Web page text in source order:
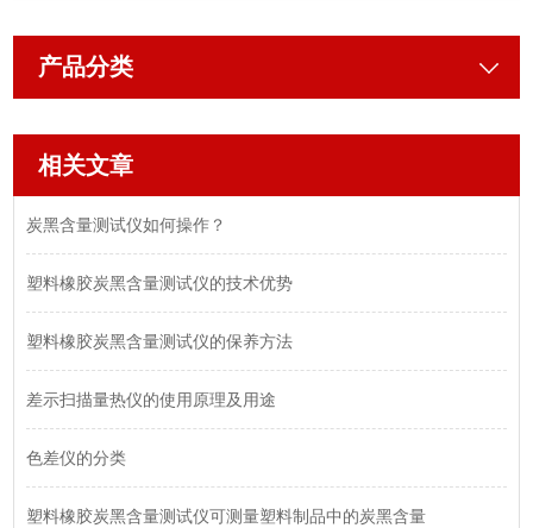
产品分类
相关文章
炭黑含量测试仪如何操作？
塑料橡胶炭黑含量测试仪的技术优势
塑料橡胶炭黑含量测试仪的保养方法
差示扫描量热仪的使用原理及用途
色差仪的分类
塑料橡胶炭黑含量测试仪可测量塑料制品中的炭黑含量